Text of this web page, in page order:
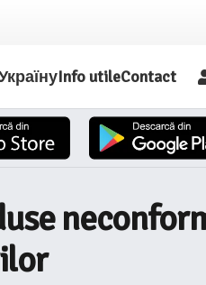
Info utileContact